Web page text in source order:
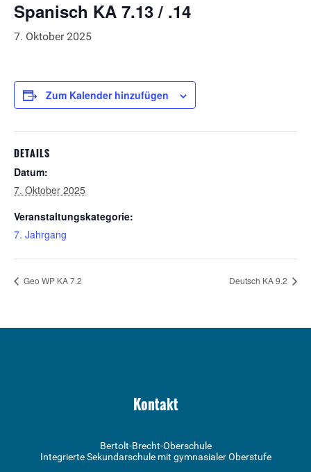
Spanisch KA 7.13 / .14
7. Oktober 2025
Zum Kalender hinzufügen
DETAILS
Datum:
7. Oktober 2025
Veranstaltungskategorie:
7. Jahrgang
Geo WP KA 7.2 Deutsch KA 9.2
Kontakt
Bertolt-Brecht-Oberschule
Integrierte Sekundarschule mit gymnasialer Oberstufe